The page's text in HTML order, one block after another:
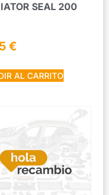
SEAL 200
€
AL CARRITO